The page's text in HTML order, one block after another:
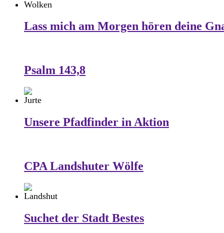
Lass mich am Morgen hören deine
Psalm 143,8
Unsere Pfadfinder in Aktion
CPA Landshuter Wölfe
Suchet der Stadt Bestes